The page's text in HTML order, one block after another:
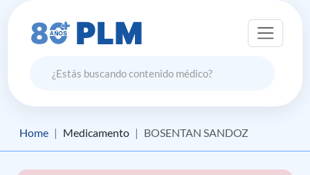
Home Medicamento BOSENTAN SANDOZ